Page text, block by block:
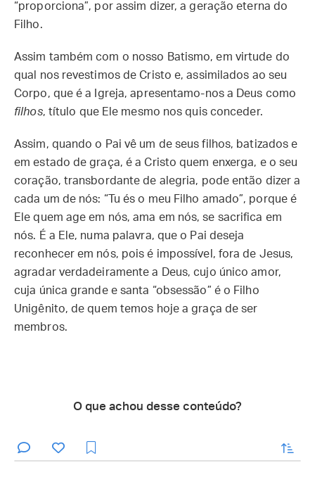
“proporciona”, por assim dizer, a geração eterna do
Filho.
Assim também com o nosso Batismo, em virtude do
qual nos revestimos de Cristo e, assimilados ao seu
Corpo, que é a Igreja, apresentamo-nos a Deus como
filhos, título que Ele mesmo nos quis conceder.
Assim, quando o Pai vê um de seus filhos, batizados e
em estado de graça, é a Cristo quem enxerga, e o seu
coração, transbordante de alegria, pode então dizer a
cada um de nós: “Tu és o meu Filho amado”, porque é
Ele quem age em nós, ama em nós, se sacrifica em
nós. É a Ele, numa palavra, que o Pai deseja
reconhecer em nós, pois é impossível, fora de Jesus,
agradar verdadeiramente a Deus, cujo único amor,
cuja única grande e santa “obsessão” é o Filho
Unigênito, de quem temos hoje a graça de ser
membros.
O que achou desse conteúdo?
enviar